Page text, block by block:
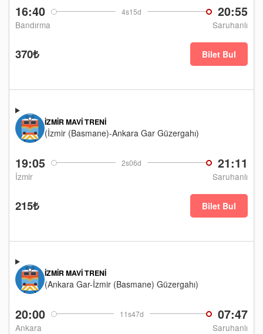
16:40 4s15d 20:55
Bandırma Saruhanlı
370₺ Bilet Bul
19:05 2s06d 21:11
İzmir Saruhanlı
İZMIR MAVI TRENI
(İzmir (Basmane)-Ankara Gar Güzergahı)
215₺ Bilet Bul
20:00 11s47d 07:47
Ankara Saruhanlı
İZMIR MAVI TRENI
(Ankara Gar-İzmir (Basmane) Güzergahı)